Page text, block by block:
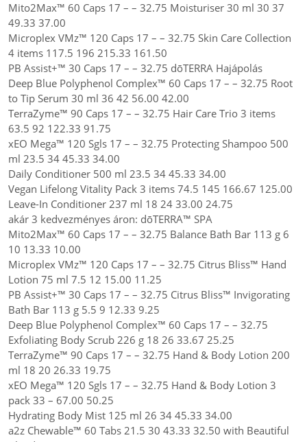
Mito2Max™ 60 Caps 17 – – 32.75 Moisturiser 30 ml 30 37
49.33 37.00
Microplex VMz™ 120 Caps 17 – – 32.75 Skin Care Collection
4 items 117.5 196 215.33 161.50
PB Assist+™ 30 Caps 17 – – 32.75 dōTERRA Hajápolás
Deep Blue Polyphenol Complex™ 60 Caps 17 – – 32.75 Root
to Tip Serum 30 ml 36 42 56.00 42.00
TerraZyme™ 90 Caps 17 – – 32.75 Hair Care Trio 3 items
63.5 92 122.33 91.75
xEO Mega™ 120 Sgls 17 – – 32.75 Protecting Shampoo 500
ml 23.5 34 45.33 34.00
Daily Conditioner 500 ml 23.5 34 45.33 34.00
Vegan Lifelong Vitality Pack 3 items 74.5 145 166.67 125.00
Leave-In Conditioner 237 ml 18 24 33.00 24.75
akár 3 kedvezményes áron: dōTERRA™ SPA
Mito2Max™ 60 Caps 17 – – 32.75 Balance Bath Bar 113 g 6
10 13.33 10.00
Microplex VMz™ 120 Caps 17 – – 32.75 Citrus Bliss™ Hand
Lotion 75 ml 7.5 12 15.00 11.25
PB Assist+™ 30 Caps 17 – – 32.75 Citrus Bliss™ Invigorating
Bath Bar 113 g 5.5 9 12.33 9.25
Deep Blue Polyphenol Complex™ 60 Caps 17 – – 32.75
Exfoliating Body Scrub 226 g 18 26 33.67 25.25
TerraZyme™ 90 Caps 17 – – 32.75 Hand & Body Lotion 200
ml 18 20 26.33 19.75
xEO Mega™ 120 Sgls 17 – – 32.75 Hand & Body Lotion 3
pack 33 – 67.00 50.25
Hydrating Body Mist 125 ml 26 34 45.33 34.00
a2z Chewable™ 60 Tabs 21.5 30 43.33 32.50 with Beautiful